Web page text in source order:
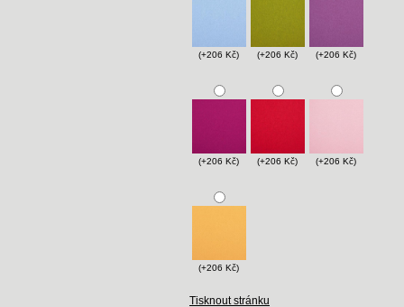
(+206 Kč) (+206 Kč) (+206 Kč)
(+206 Kč) (+206 Kč) (+206 Kč)
(+206 Kč)
Tisknout stránku